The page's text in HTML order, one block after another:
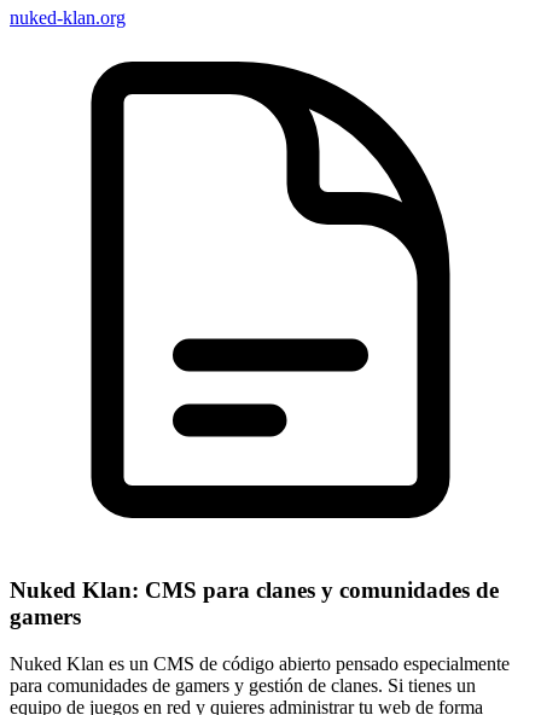
nuked-klan.org
Nuked Klan: CMS para clanes y comunidades de
gamers
Nuked Klan es un CMS de código abierto pensado especialmente
para comunidades de gamers y gestión de clanes. Si tienes un
equipo de juegos en red y quieres administrar tu web de forma